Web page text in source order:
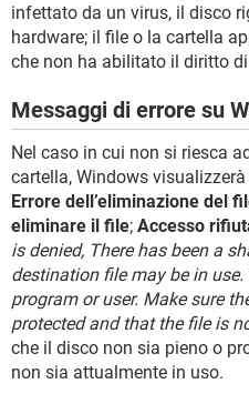
infettato da un virus, il disco
hardware; il file o la cartella
che non ha abilitato il diritto
Messaggi di errore su
Nel caso in cui non si riesca
cartella, Windows
Errore dell’eliminazione del
eliminare il file; Accesso
is denied, There has been a
destination file may be in
program or user. Make sure
protected and that the file is
che il disco non sia pieno o
non sia attualmente in uso.